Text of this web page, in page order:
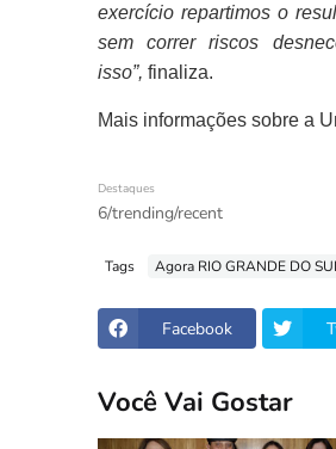
exercício repartimos o
sem correr riscos
isso”, finaliza.
Mais informações sobre a
Destaques
6/trending/recent
Tags Agora RIO GRANDE DO
Facebook
Você Vai Gostar